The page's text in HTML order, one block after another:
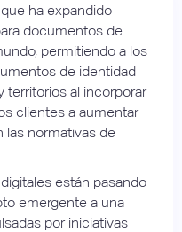
ha expandido
documentos de
permitiendo a los
de identidad
territorios al incorporar
clientes a aumentar
las normativas de
están pasando
emergente a una
por iniciativas